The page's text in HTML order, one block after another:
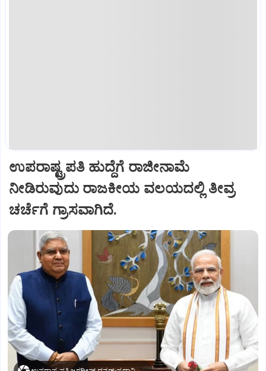
ಉಪರಾಷ್ಟ್ರಪತಿ ಹುದ್ದೆಗೆ ರಾಜೀನಾಮೆ
ನೀಡಿರುವುದು ರಾಜಕೀಯ ವಲಯದಲ್ಲಿ ತೀವ್ರ
ಚರ್ಚೆಗೆ ಗ್ರಾಸವಾಗಿದೆ.